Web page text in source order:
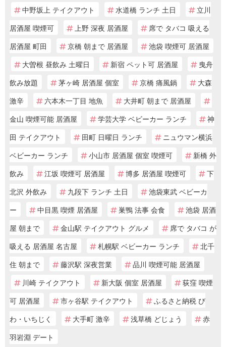
中野坂上 テイクアウト
水道橋 ランチ 土日
立川
居酒屋 喫煙可
上野 深夜 居酒屋
席で タバコ 吸える
居酒屋 町田
京橋 朝まで 居酒屋
池袋 喫煙可 居酒屋
大曽根 昼飲み 土曜日
新宿 ペット可 居酒屋
曳舟
飲み放題
茅ヶ崎 居酒屋 個室 京橋 痛風鍋
大森
激辛
六本木一丁目 地魚
大井町 朝まで 居酒屋
金山 喫煙可能 居酒屋
学芸大学 ベビーカー ランチ
神
田 テイクアウト
田町 日曜日 ランチ
ニュウマン横浜
ベビーカー ランチ
小山市 居酒屋 個室 喫煙可
新橋 外
飲み
江坂 喫煙可 居酒屋 博多 居酒屋 喫煙可
下
北沢 外飲み
九段下 ランチ 土日
池袋東武 ベビーカ
ー
中目黒 喫煙 居酒屋 巣鴨 法事 会食
池袋 居酒
屋 朝まで
金山駅 テイクアウト グルメ
席で タバコ が
吸える 居酒屋 名古屋
札幌駅 ベビーカー ランチ
北千
住 朝まで
藤沢駅 深夜営業
品川 喫煙可能 居酒屋
川崎 テイクアウト
新大阪 個室 居酒屋
荻窪 喫煙
可 居酒屋
市ヶ谷駅 テイクアウト
ふるさと納税 び
わ・いちじく
大手町 激辛 浅草橋 どじょう
赤
羽岩淵 デート